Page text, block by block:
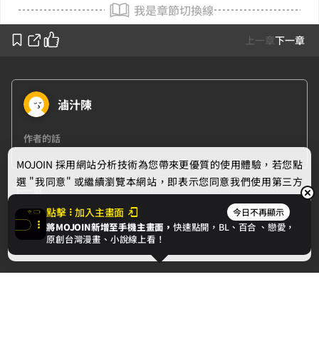
上一章下一章
我是章節切換線
滷汁陳
作者的話
下一章
第二章 - 遇敵
點擊 加入主畫面 今日不再顯示
將MOJOIN新增至手機主畫面，快速點開，BL、 百合 、戀愛，
原創台灣漫畫、小說線上看！
MOJOIN 採用網站分析技術為您帶來更優質的使用體驗，若您點
選 "我同意" 或繼續瀏覽本網站，即表示您同意我們使用第三方
Cookie，欲瞭解更多資訊請見隱私權政策。
我同意